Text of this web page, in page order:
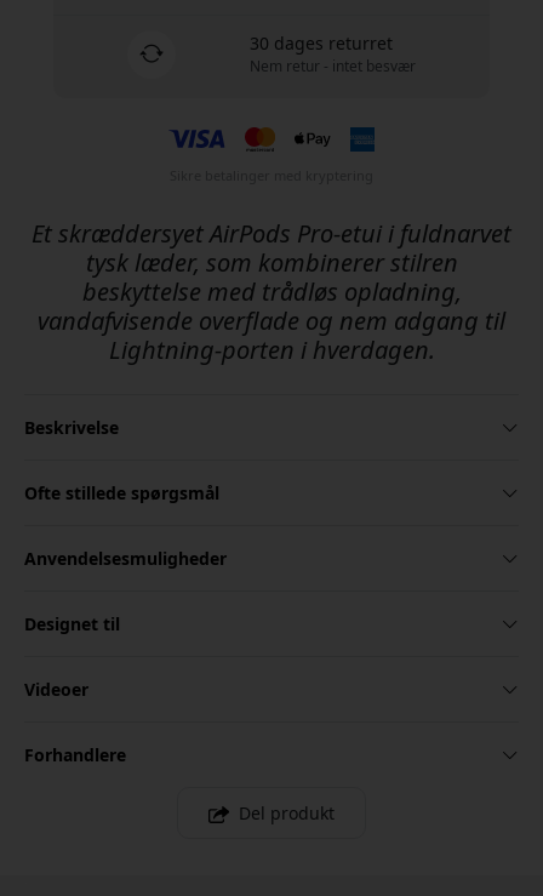
30 dages returret
Nem retur - intet besvær
Et skræddersyet AirPods Pro-etui i fuldnarvet
tysk læder, som kombinerer stilren
beskyttelse med trådløs opladning,
vandafvisende overflade og nem adgang til
Lightning-porten i hverdagen.
Beskrivelse
Ofte stillede spørgsmål
Anvendelsesmuligheder
Designet til
Videoer
Forhandlere
Del produkt